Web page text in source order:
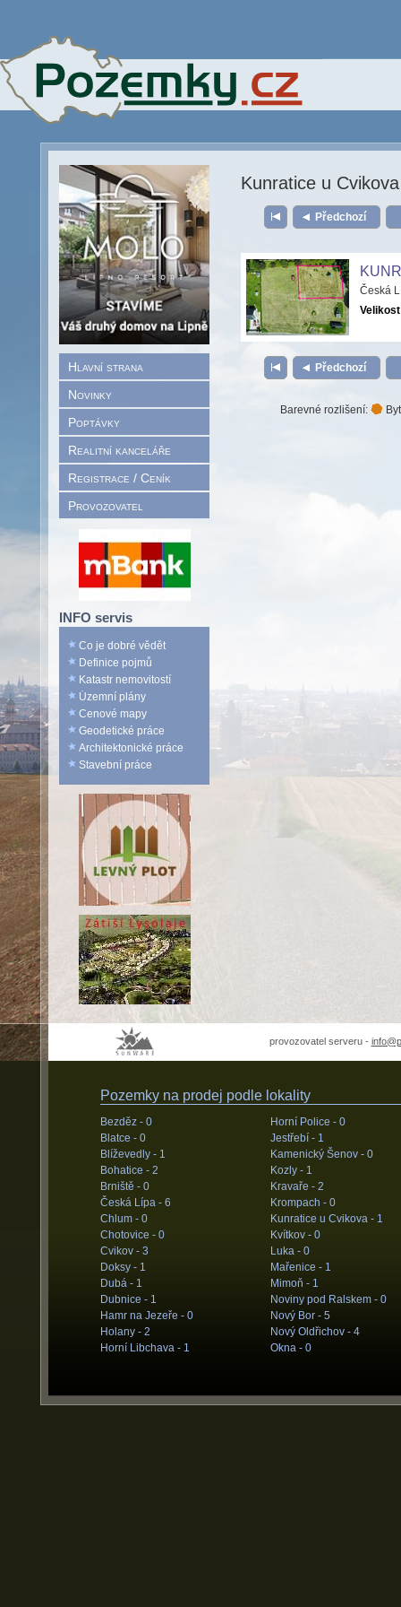
Hlavní strana
Novinky
Poptávky
Realitní kanceláře
Registrace / Ceník
Provozovatel
INFO servis
Co je dobré vědět
Definice pojmů
Katastr nemovitostí
Územní plány
Cenové mapy
Geodetické práce
Architektonické práce
Stavební práce
Kunratice u Cvikova
Předchozí
Česká
Předchozí
Barevné rozlišení:
provozovatel serveru -
Pozemky na prodej podle lokality
Bezděz - 0
Blatce - 0
Blíževedly - 1
Bohatice - 2
Brniště - 0
Česká Lípa - 6
Chlum - 0
Chotovice - 0
Cvikov - 3
Doksy - 1
Dubá - 1
Dubnice - 1
Hamr na Jezeře - 0
Holany - 2
Horní Libchava - 1
Horní Police - 0
Jestřebí - 1
Kamenický Šenov - 0
Kozly - 1
Kravaře - 2
Krompach - 0
Kunratice u Cvikova - 1
Kvítkov - 0
Luka - 0
Mařenice - 1
Mimoň - 1
Noviny pod Ralskem - 0
Nový Bor - 5
Nový Oldřichov - 4
Okna - 0